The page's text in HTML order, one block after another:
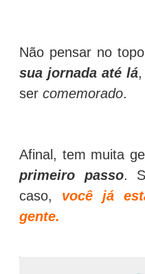
Não pensar no
sua jornada até lá,
ser comemorado.
Afinal, tem muita
primeiro passo.
caso, você já
gente.